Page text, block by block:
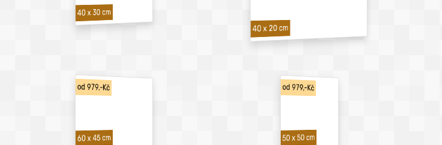
40 x 30 cm
40 x 20 cm
od 979,-Kč
60 x 45 cm
od 979,-Kč
50 x 50 cm